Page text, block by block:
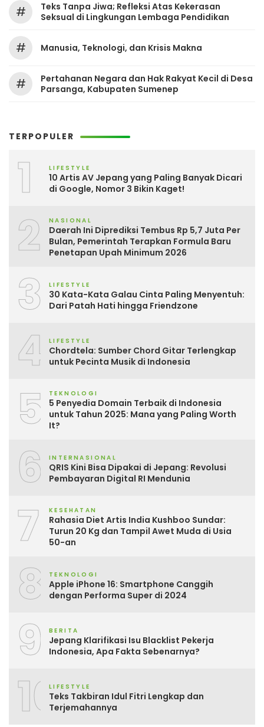
#
Teks Tanpa Jiwa; Refleksi Atas Kekerasan
Seksual di Lingkungan Lembaga Pendidikan
# Manusia, Teknologi, dan Krisis Makna
#
Pertahanan Negara dan Hak Rakyat Kecil di Desa
Parsanga, Kabupaten Sumenep
TERPOPULER
1 LIFESTYLE
10 Artis AV Jepang yang Paling Banyak Dicari
di Google, Nomor 3 Bikin Kaget!
2 NASIONAL
Daerah Ini Diprediksi Tembus Rp 5,7 Juta Per
Bulan, Pemerintah Terapkan Formula Baru
Penetapan Upah Minimum 2026
3 LIFESTYLE
30 Kata-Kata Galau Cinta Paling Menyentuh:
Dari Patah Hati hingga Friendzone
4 LIFESTYLE
Chordtela: Sumber Chord Gitar Terlengkap
untuk Pecinta Musik di Indonesia
5 TEKNOLOGI
5 Penyedia Domain Terbaik di Indonesia
untuk Tahun 2025: Mana yang Paling Worth
It?
6 INTERNASIONAL
QRIS Kini Bisa Dipakai di Jepang: Revolusi
Pembayaran Digital RI Mendunia
7 KESEHATAN
Rahasia Diet Artis India Kushboo Sundar:
Turun 20 Kg dan Tampil Awet Muda di Usia
50-an
8 TEKNOLOGI
Apple iPhone 16: Smartphone Canggih
dengan Performa Super di 2024
9 BERITA
Jepang Klarifikasi Isu Blacklist Pekerja
Indonesia, Apa Fakta Sebenarnya?
10LIFESTYLE
Teks Takbiran Idul Fitri Lengkap dan
Terjemahannya